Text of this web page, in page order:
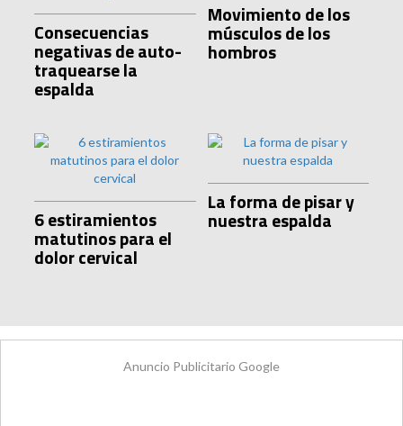
Consecuencias
negativas de auto-
traquearse la
espalda
Movimiento de los
músculos de los
hombros
6 estiramientos
matutinos para el
dolor cervical
La forma de pisar y
nuestra espalda
Anuncio Publicitario Google